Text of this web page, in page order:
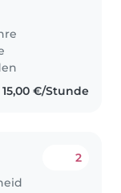
to be a
in Greece,
15,00 €/Stunde
2